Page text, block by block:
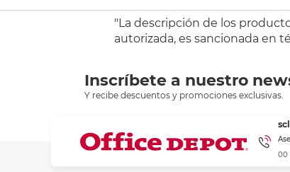
"La descripción de los
autorizada, es sancionada en
Inscríbete a nuestro
Y recibe descuentos y promociones exclusivas.
00